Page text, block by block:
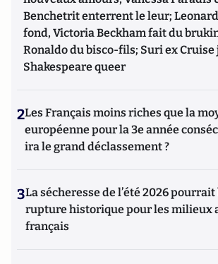
Benchetrit enterrent le leur;
fond, Victoria Beckham fait du
Ronaldo du bisco-fils; Suri ex Cruise
Shakespeare queer
2Les Français moins riches que la
européenne pour la 3e année
ira le grand déclassement ?
3La sécheresse de l’été 2026
rupture historique pour les milieux
français